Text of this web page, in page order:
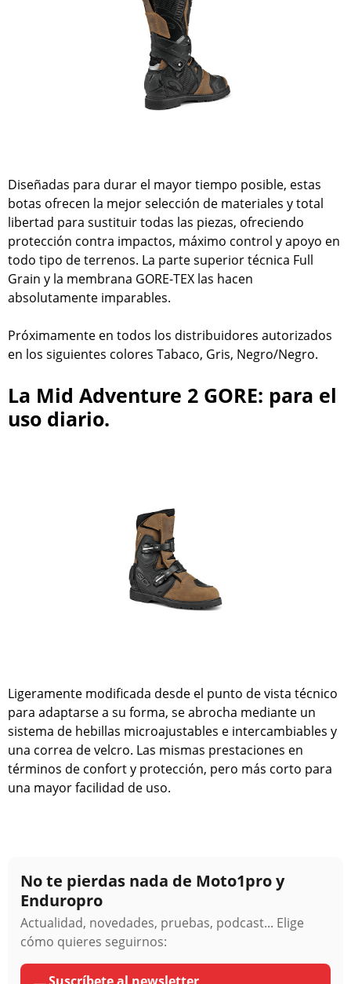
Diseñadas para durar el mayor tiempo posible, estas
botas ofrecen la mejor selección de materiales y total
libertad para sustituir todas las piezas, ofreciendo
protección contra impactos, máximo control y apoyo en
todo tipo de terrenos. La parte superior técnica Full
Grain y la membrana GORE-TEX las hacen
absolutamente imparables.
Próximamente en todos los distribuidores autorizados
en los siguientes colores Tabaco, Gris, Negro/Negro.
La Mid Adventure 2 GORE: para el
uso diario.
Ligeramente modificada desde el punto de vista técnico
para adaptarse a su forma, se abrocha mediante un
sistema de hebillas microajustables e intercambiables y
una correa de velcro. Las mismas prestaciones en
términos de confort y protección, pero más corto para
una mayor facilidad de uso.
No te pierdas nada de Moto1pro y
Enduropro
Actualidad, novedades, pruebas, podcast... Elige
cómo quieres seguirnos: